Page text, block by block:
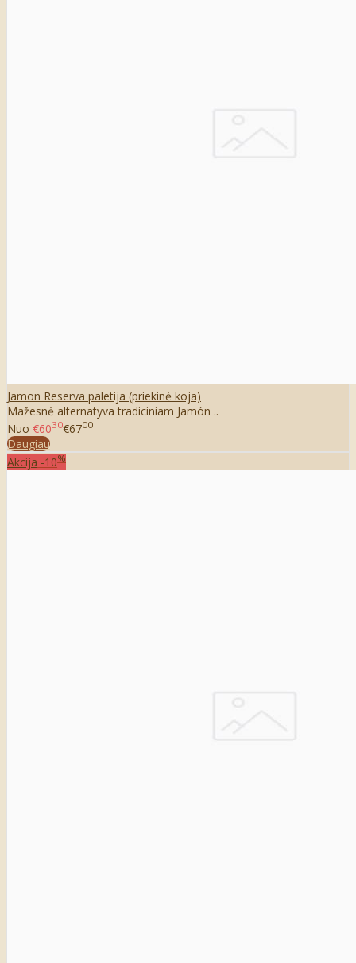
Jamon Reserva paletija (priekinė koja)
Mažesnė alternatyva tradiciniam Jamón ..
Nuo €6030€6700
Daugiau
Akcija -10%